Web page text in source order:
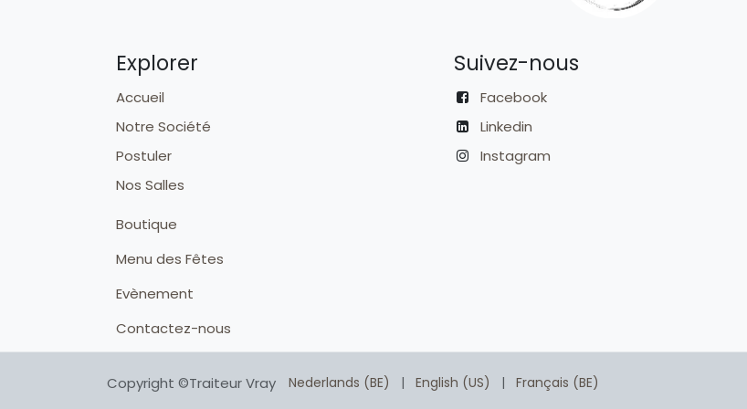
Suivez-nous
Facebook
Linkedin
Instagram
Explorer
Accueil
Notre Société
Postuler
Nos Salles
Boutique
Menu des Fêtes
Evènement
Contactez-nous
Copyright ©Traiteur Vray Nederlands (BE) | English (US) | Français (BE)